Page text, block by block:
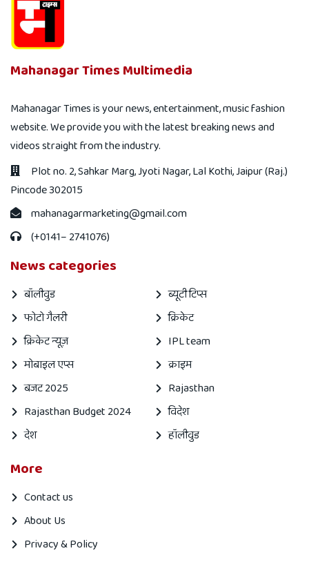
Mahanagar Times Multimedia
Mahanagar Times is your news, entertainment, music fashion
website. We provide you with the latest breaking news and
videos straight from the industry.
Plot no. 2, Sahkar Marg, Jyoti Nagar, Lal Kothi, Jaipur (Raj.)
Pincode 302015
mahanagarmarketing@gmail.com
(+0141– 2741076)
News categories
बॉलीवुड
ब्यूटी टिप्स
फोटो गैलरी
क्रिकेट
क्रिकेट न्यूज़
IPL team
मोबाइल एप्स
क्राइम
बजट 2025
Rajasthan
Rajasthan Budget 2024
विदेश
देश
हॉलीवुड
More
Contact us
About Us
Privacy & Policy